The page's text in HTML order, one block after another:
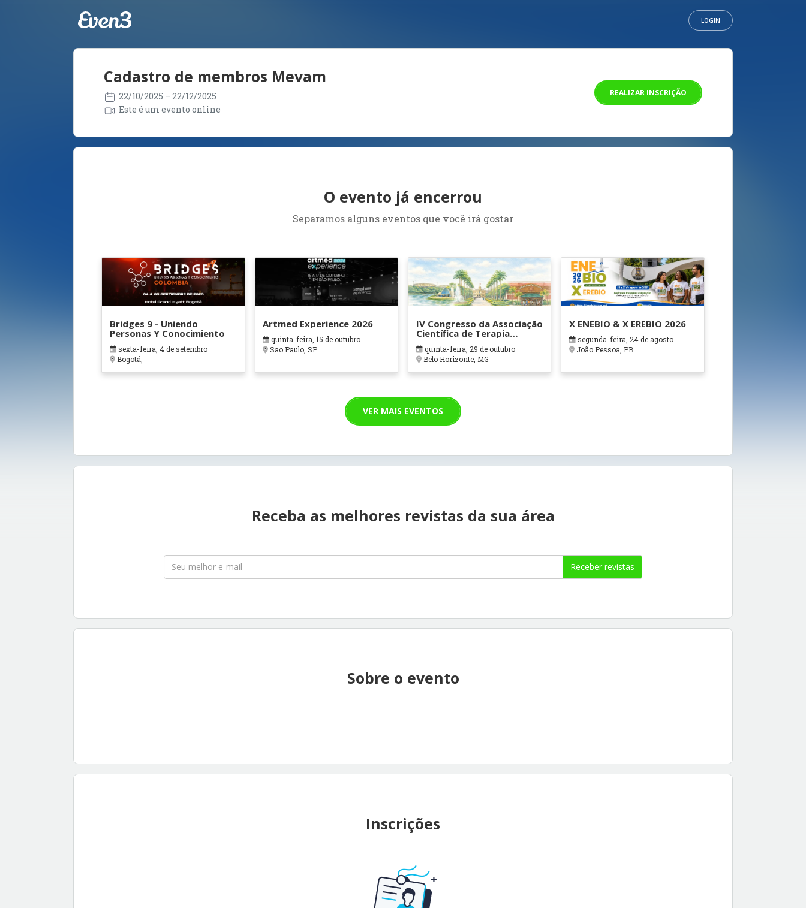
LOGIN
Cadastro de membros Mevam
22/10/2025 – 22/12/2025
Este é um evento online
REALIZAR INSCRIÇÃO
O evento já encerrou
Separamos alguns eventos que você irá gostar
Bridges 9 - Uniendo
Personas Y Conocimiento
sexta-feira, 4 de setembro
Bogotá,
Artmed Experience 2026
quinta-feira, 15 de outubro
Sao Paulo, SP
IV Congresso da Associação
Científica de Terapia
Ocupacional em Contextos
Hospitalares e Cuidados
Paliativos - ATOHOSP
quinta-feira, 29 de outubro
Belo Horizonte, MG
X ENEBIO & X EREBIO 2026
segunda-feira, 24 de agosto
João Pessoa, PB
VER MAIS EVENTOS
Receba as melhores revistas da sua área
Receber revistas
Sobre o evento
Inscrições